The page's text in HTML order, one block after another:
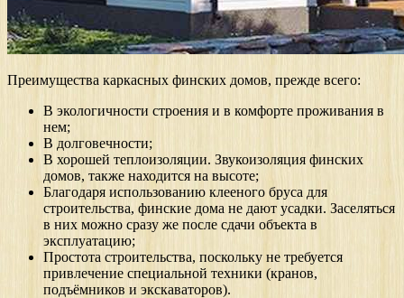
Преимущества каркасных финских домов, прежде всего:
В экологичности строения и в комфорте проживания в
нем;
В долговечности;
В хорошей теплоизоляции. Звукоизоляция финских
домов, также находится на высоте;
Благодаря использованию клееного бруса для
строительства, финские дома не дают усадки. Заселяться
в них можно сразу же после сдачи объекта в
эксплуатацию;
Простота строительства, поскольку не требуется
привлечение специальной техники (кранов,
подъёмников и экскаваторов).